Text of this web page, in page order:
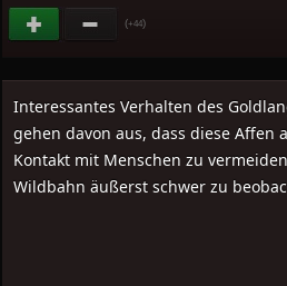
(+44)
Interessantes Verhalten des
gehen davon aus, dass diese Affen
Kontakt mit Menschen zu
Wildbahn äußerst schwer zu